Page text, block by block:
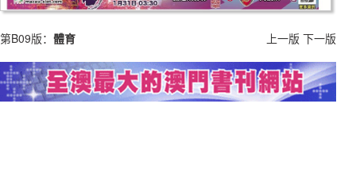
第B09版： 體育 上一版 下一版